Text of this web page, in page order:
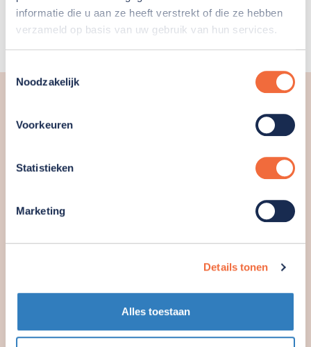
informatie die u aan ze heeft verstrekt of die ze hebben
verzameld op basis van uw gebruik van hun services.
Noodzakelijk
Voorkeuren
Statistieken
Marketing
Details tonen
Alles toestaan
Er werken bij Boezem & Co ook vrijwilligers en
stagiairs. De locatiemanager is verantwoordelijk
meerdere organisaties een plek hebben in het
is op een duurzame manier gebouwd. Er is zo
veel mogelijk gewerkt met materialen die